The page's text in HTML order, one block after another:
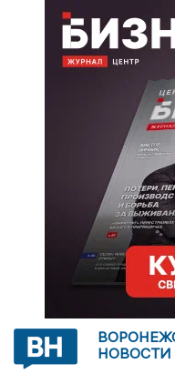
НОВОСТИ